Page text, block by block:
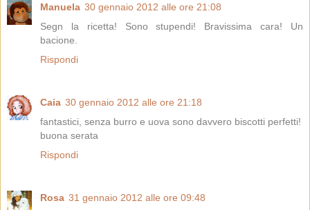
Manuela 30 gennaio 2012 alle ore 21:08
Segn la ricetta! Sono stupendi! Bravissima cara! Un
bacione.
Rispondi
Caia 30 gennaio 2012 alle ore 21:18
fantastici, senza burro e uova sono davvero biscotti perfetti!
buona serata
Rispondi
Rosa 31 gennaio 2012 alle ore 09:48